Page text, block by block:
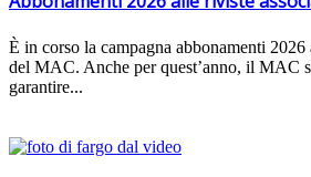
È in corso la campagna abbonamenti
del MAC. Anche per quest’anno, il MAC
garantire...